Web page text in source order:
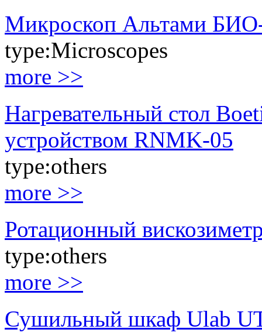
Микроскоп Альтами
type:Microscopes
more >>
Нагревательный стол
устройством RNMK-05
type:others
more >>
Ротационный
type:others
more >>
Сушильный шкаф Ulab